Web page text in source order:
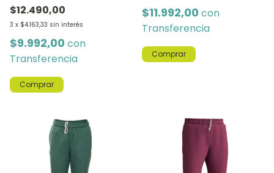
$12.490,00
3 x $4.163,33 sin interés
$9.992,00 con
Transferencia
Comprar
$11.992,00 con
Transferencia
Comprar